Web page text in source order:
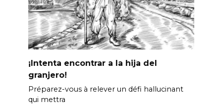
¡Intenta encontrar a la hija del
granjero!
Préparez-vous à relever un défi hallucinant
qui mettra